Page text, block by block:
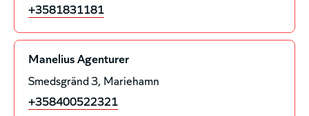
+3581831181
Manelius Agenturer
Smedsgränd 3 Mariehamn
+358400522321